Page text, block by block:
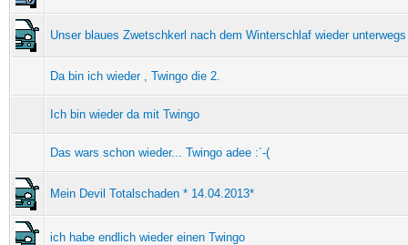
Unser blaues Zwetschkerl nach dem Winterschlaf wieder unterwegs
Da bin ich wieder , Twingo die 2.
Ich bin wieder da mit Twingo
Das wars schon wieder... Twingo adee :´-(
Mein Devil Totalschaden * 14.04.2013*
ich habe endlich wieder einen Twingo